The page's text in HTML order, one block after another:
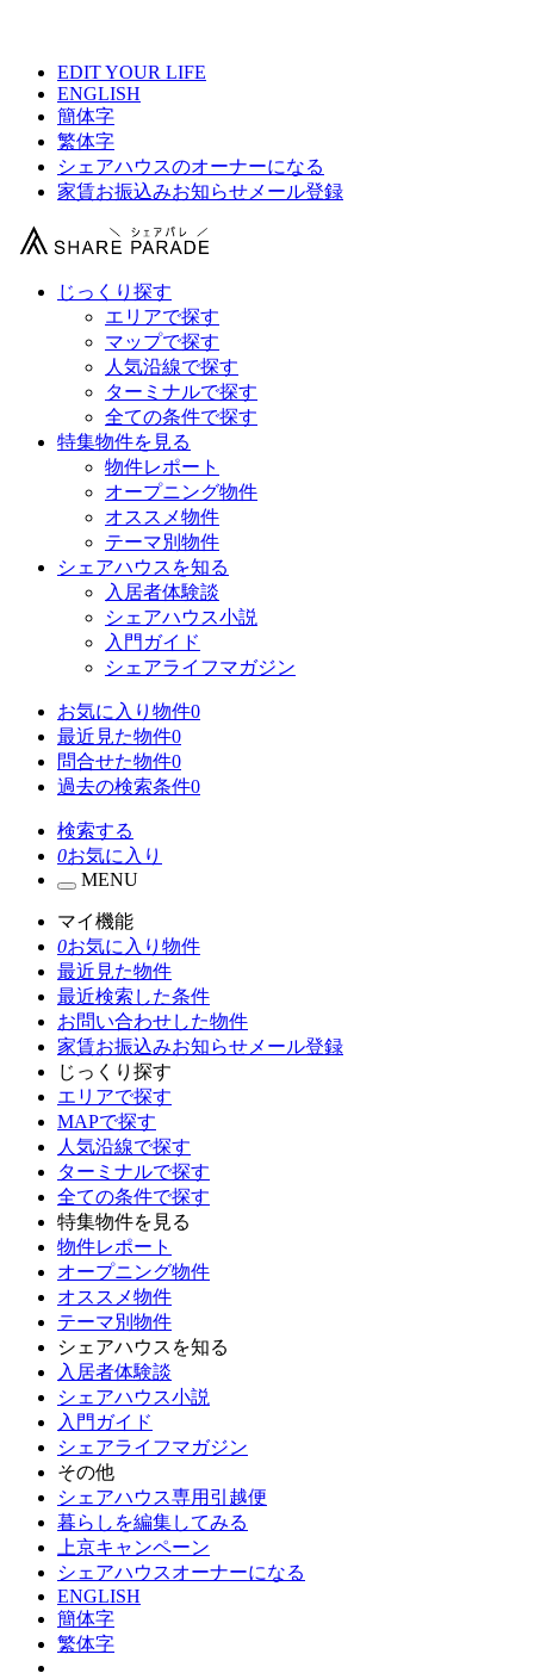
EDIT YOUR LIFE
ENGLISH
簡体字
繁体字
シェアハウスのオーナーになる
家賃お振込みお知らせメール登録
じっくり探す
エリアで探す
マップで探す
人気沿線で探す
ターミナルで探す
全ての条件で探す
特集物件を見る
物件レポート
オープニング物件
オススメ物件
テーマ別物件
シェアハウスを知る
入居者体験談
シェアハウス小説
入門ガイド
シェアライフマガジン
お気に入り物件0
最近見た物件0
問合せた物件0
過去の検索条件0
検索する
0お気に入り
MENU
マイ機能
0お気に入り物件
最近見た物件
最近検索した条件
お問い合わせした物件
家賃お振込みお知らせメール登録
じっくり探す
エリアで探す
MAPで探す
人気沿線で探す
ターミナルで探す
全ての条件で探す
特集物件を見る
物件レポート
オープニング物件
オススメ物件
テーマ別物件
シェアハウスを知る
入居者体験談
シェアハウス小説
入門ガイド
シェアライフマガジン
その他
シェアハウス専用引越便
暮らしを編集してみる
上京キャンペーン
シェアハウスオーナーになる
ENGLISH
簡体字
繁体字